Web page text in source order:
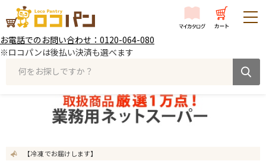
お電話でのお問い合わせ：0120-064-080
※ロコパンは後払い決済も選べます
何をお探しですか？
【冷凍 でお届けします】